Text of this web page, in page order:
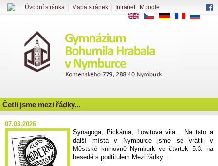
Četli jsme mezi řádky...
07.03.2026
Synagoga, Pickárna, Löwitova vila... Na tato a
další místa v Nymburce jsme se vrátili v
Městské knihovně Nymburk ve čtvrtek 5.3. na
besedě s podtitulem Mezi řádky...
Úvodní stránka Mapa stránek Intranet|
Moodle
EN
CS DE FR RU